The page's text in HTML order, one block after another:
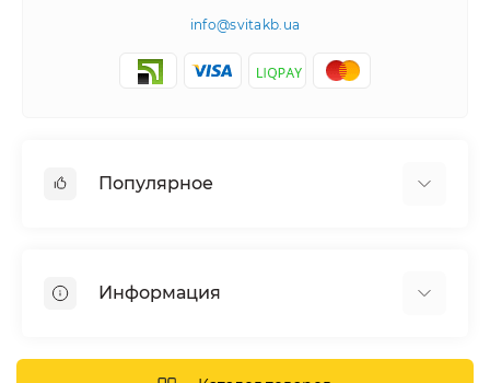
info@svitakb.ua
Популярное
Системы хранения энергии
Инверторы
Информация